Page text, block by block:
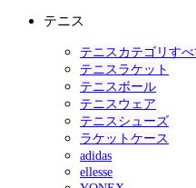
テニス
テニスカテゴリすべ
テニスラケット
テニスボール
テニスウェア
テニスシューズ
ラケットケース
adidas
ellesse